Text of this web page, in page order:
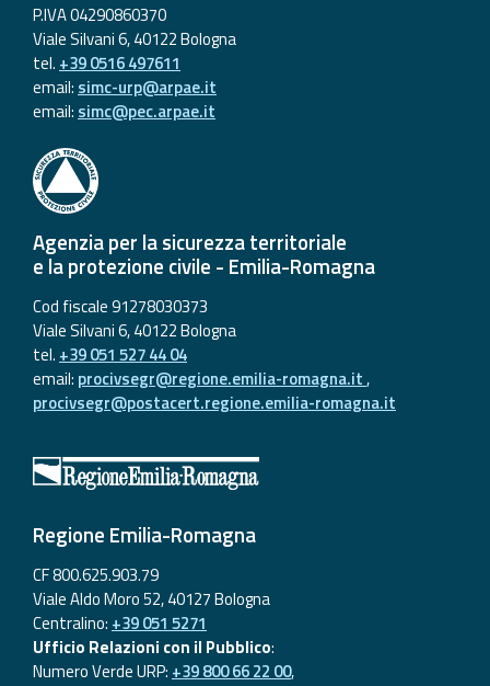
Il progetto
Allerta
Meteo
Emilia-
Romagna
Contatti
P.IVA 04290860370
Viale Silvani 6, 40122 Bologna
tel. +39 0516 497611
email: simc-urp@arpae.it
email: simc@pec.arpae.it
Agenzia per la sicurezza territoriale
e la protezione civile - Emilia-Romagna
Cod fiscale 91278030373
Viale Silvani 6, 40122 Bologna
tel. +39 051 527 44 04
email: procivsegr@regione.emilia-romagna.it,
procivsegr@postacert.regione.emilia-romagna.it
Regione Emilia-Romagna
CF 800.625.903.79
Viale Aldo Moro 52, 40127 Bologna
Centralino: +39 051 5271
Ufficio Relazioni con il Pubblico:
Numero Verde URP: +39 800 66 22 00,